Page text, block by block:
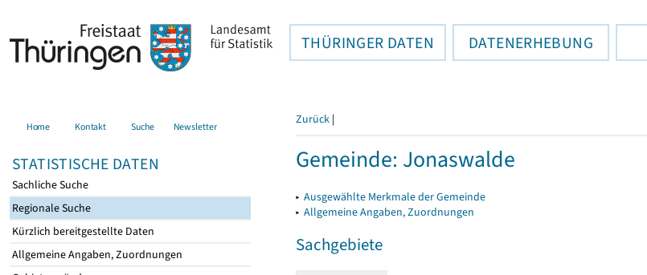
THÜRINGER DATEN DATENERHEBUNG
Home Kontakt Suche Newsletter
STATISTISCHE DATEN
Sachliche Suche
Regionale Suche
Kürzlich bereitgestellte Daten
Allgemeine Angaben, Zuordnungen
Zurück |
Gemeinde: Jonaswalde
▸ Ausgewählte Merkmale der Gemeinde
▸ Allgemeine Angaben, Zuordnungen
Sachgebiete